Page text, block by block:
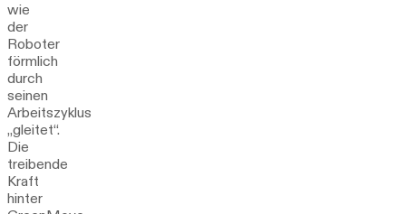
wie
der
Roboter
förmlich
durch
seinen
Arbeitszyklus
„gleitet“.
Die
treibende
Kraft
hinter